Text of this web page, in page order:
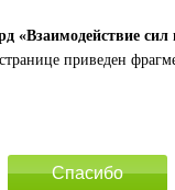
«Взаимодействие
приведен
Спасибо